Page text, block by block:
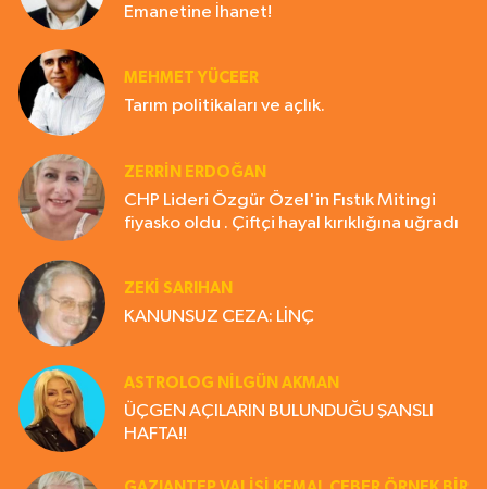
Emanetine İhanet!
MEHMET YÜCEER
Tarım politikaları ve açlık.
ZERRIN ERDOĞAN
CHP Lideri Özgür Özel'in Fıstık Mitingi
fiyasko oldu . Çiftçi hayal kırıklığına uğradı
ZEKI SARIHAN
KANUNSUZ CEZA: LİNÇ
ASTROLOG NILGÜN AKMAN
ÜÇGEN AÇILARIN BULUNDUĞU ŞANSLI
HAFTA!!